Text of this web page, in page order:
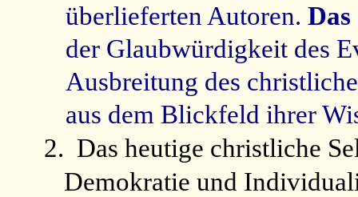
überlieferten Autoren. Das
der Glaubwürdigkeit des
Ausbreitung des
aus dem Blickfeld ihrer
2. Das heutige christliche
Demokratie und